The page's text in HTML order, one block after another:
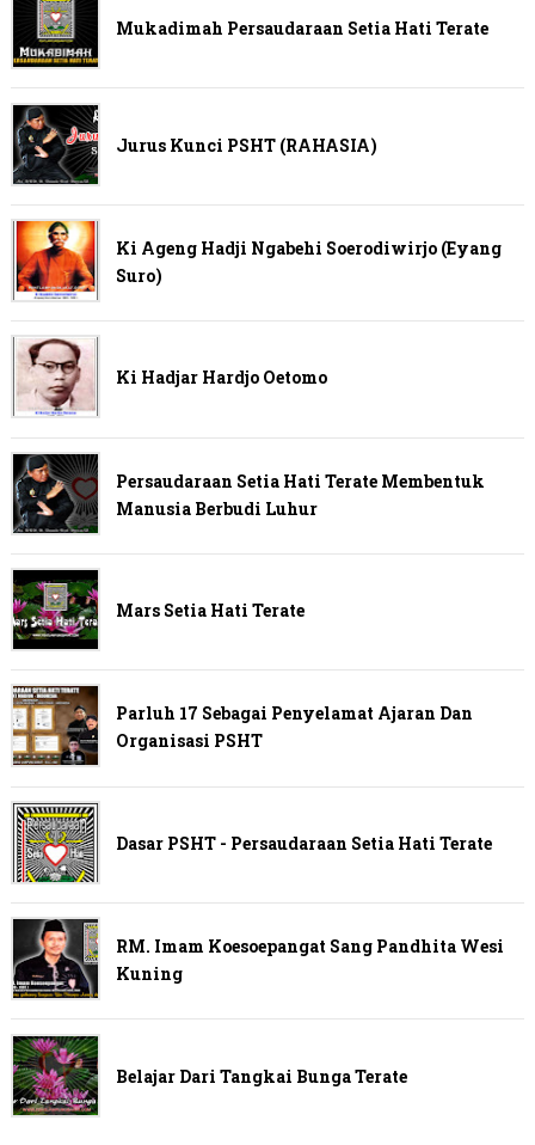
Mukadimah Persaudaraan Setia Hati Terate
Jurus Kunci PSHT (RAHASIA)
Ki Ageng Hadji Ngabehi Soerodiwirjo (Eyang
Suro)
Ki Hadjar Hardjo Oetomo
Persaudaraan Setia Hati Terate Membentuk
Manusia Berbudi Luhur
Mars Setia Hati Terate
Parluh 17 Sebagai Penyelamat Ajaran Dan
Organisasi PSHT
Dasar PSHT - Persaudaraan Setia Hati Terate
RM. Imam Koesoepangat Sang Pandhita Wesi
Kuning
Belajar Dari Tangkai Bunga Terate